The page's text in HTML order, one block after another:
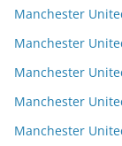
Manchester
Manchester
Manchester
Manchester
Manchester